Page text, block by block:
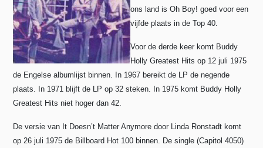
ons land is Oh Boy! goed voor een
vijfde plaats in de Top 40.
Voor de derde keer komt Buddy
Holly Greatest Hits op 12 juli 1975
de Engelse albumlijst binnen. In 1967 bereikt de LP de negende
plaats. In 1971 blijft de LP op 32 steken. In 1975 komt Buddy Holly
Greatest Hits niet hoger dan 42.
De versie van It Doesn’t Matter Anymore door Linda Ronstadt komt
op 26 juli 1975 de Billboard Hot 100 binnen. De single (Capitol 4050)